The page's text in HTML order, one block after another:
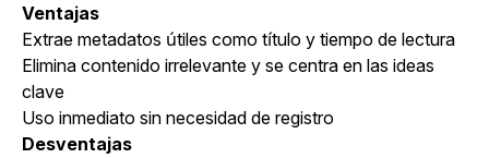
Ventajas
Extrae metadatos útiles como título y tiempo de lectura
Elimina contenido irrelevante y se centra en las ideas
clave
Uso inmediato sin necesidad de registro
Desventajas